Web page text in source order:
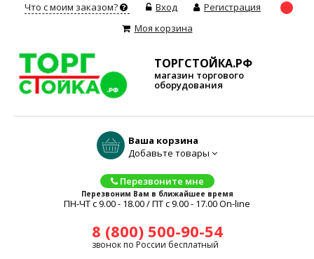
Что с моим заказом? Вход
Регистрация
Моя корзина
ТОРГСТОЙКА.РФ
магазин торгового
оборудования
Ваша корзина
Добавьте товары
Перезвоните мне
Перезвоним Вам в ближайшее время
ПН-ЧТ с 9.00 - 18.00 / ПТ с 9.00 - 17.00 On-line
8 (800) 500-90-54
звонок по России бесплатный